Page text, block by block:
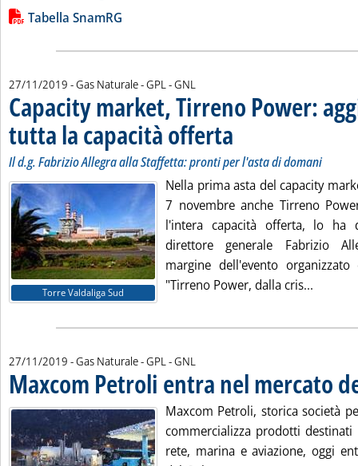
Leggi tutta la notizia: 'Bilancio quotidiano del gas
Lista allegati PDF alla notizia
Tabella SnamRG
27/11/2019 - Gas Naturale - GPL - GNL
Capacity market, Tirreno Power:
tutta la capacità offerta . Sottotitolo: Il d.g. Fabrizio
. Pubblicata mercoledì 27
Il d.g. Fabrizio Allegra alla Staffetta: pronti per l'asta di domani
Torre Valdaliga Sud
Nella prima asta del capacity
7 novembre anche Tirreno
l'intera capacità offerta, lo ha
direttore generale Fabrizio
margine dell'evento
"Tirreno Power, dalla cris...
27/11/2019 - Gas Naturale - GPL - GNL
Maxcom Petroli entra nel mercato
Maxcom Petroli, storica società
commercializza prodotti
rete, marina e aviazione, oggi